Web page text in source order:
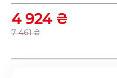
4 924 ₴
7 461 ₴